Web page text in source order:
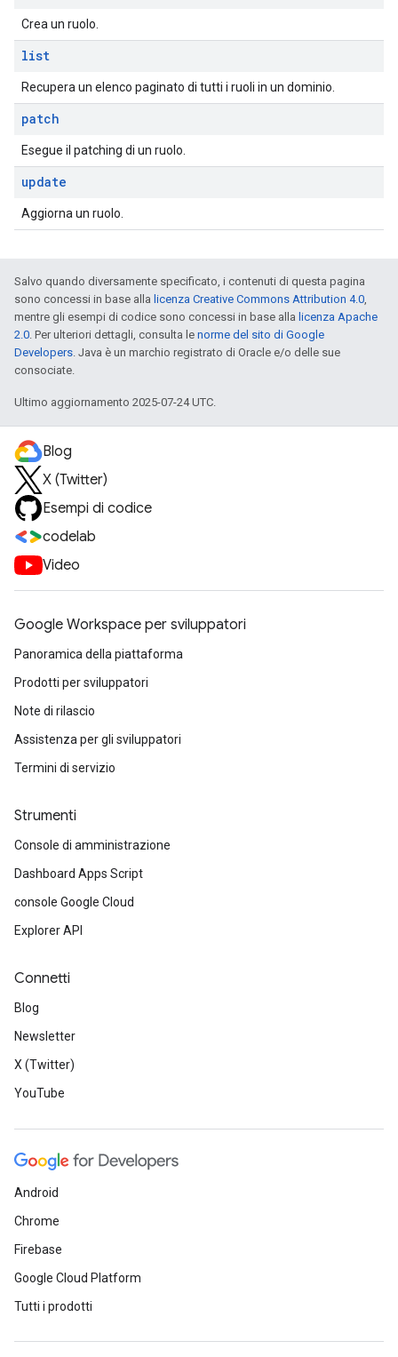
Crea un ruolo.
list
Recupera un elenco paginato di tutti i ruoli in un dominio.
patch
Esegue il patching di un ruolo.
update
Aggiorna un ruolo.
Salvo quando diversamente specificato, i contenuti di questa pagina
sono concessi in base alla licenza Creative Commons Attribution 4.0,
mentre gli esempi di codice sono concessi in base alla licenza Apache
2.0. Per ulteriori dettagli, consulta le norme del sito di Google
Developers. Java è un marchio registrato di Oracle e/o delle sue
consociate.
Ultimo aggiornamento 2025-07-24 UTC.
Blog
X (Twitter)
Esempi di codice
codelab
Video
Google Workspace per sviluppatori
Panoramica della piattaforma
Prodotti per sviluppatori
Note di rilascio
Assistenza per gli sviluppatori
Termini di servizio
Strumenti
Console di amministrazione
Dashboard Apps Script
console Google Cloud
Explorer API
Connetti
Blog
Newsletter
X (Twitter)
YouTube
Android
Chrome
Firebase
Google Cloud Platform
Tutti i prodotti